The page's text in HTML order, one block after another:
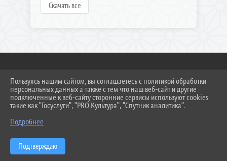
Скачать все
2026 Г. NDMSH.RU
ВХОД
КАРТА САЙТА
СДЕЛАНО НА KUBCMS
РАЗРАБОТКА И ПОДДЕРЖКА
Пользуясь нашим сайтом, вы соглашаетесь с политикой обработки
персональных данных а также с тем что наш веб-сайт и другие
подключенные к веб-сайту сторонние сервисы используют cookies
такие как "Госуслуги", "PRO.Культура", "Спутник аналитика".
Подробнее
Подтверждаю